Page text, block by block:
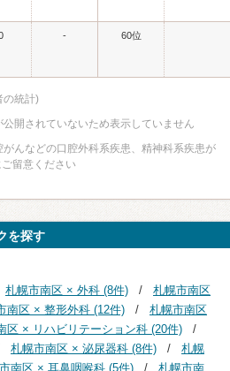
- 60位
統計)
開されていないため表示していません
んなどの口腔外科系疾患、精神科系疾患が
留意ください
を探す
札幌市南区 × 外科 (8件)
札幌市南区
南区 × 整形外科 (12件)
札幌市南区
区 × リハビリテーション科 (20件)
札幌市南区 × 泌尿器科 (8件)
札幌
南区 × 耳鼻咽喉科 (5件)
札幌市南